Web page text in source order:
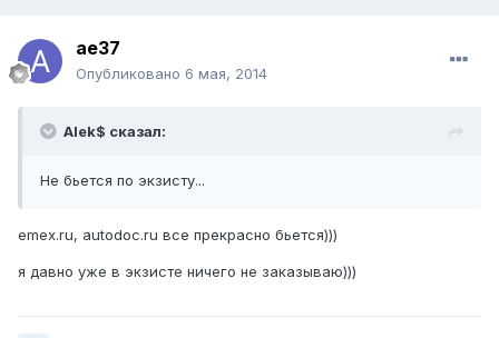
ae37
Опубликовано 6 мая, 2014
Alek$ сказал:
Не бьется по экзисту...
emex.ru, autodoc.ru все прекрасно бьется)))
я давно уже в экзисте ничего не заказываю)))